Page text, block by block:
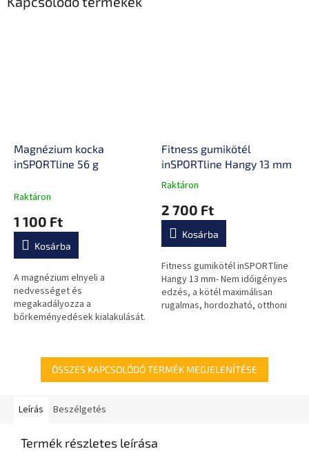
Magnézium kocka
inSPORTline 56 g
Raktáron
1 100 Ft
Kosárba
A magnézium elnyeli a
nedvességet és
megakadályozza a
bőrkeményedések kialakulását.
Fitness gumikötél
inSPORTline Hangy 13 mm
A
átlagos
értékelése
0,0
csillag.
Raktáron
2 700 Ft
Kosárba
Fitness gumikötél inSPORTline
Hangy 13 mm- Nem időigényes
edzés, a kötél maximálisan
rugalmas, hordozható, otthoni
ÖSSZES KAPCSOLÓDÓ TERMÉK MEGJELENÍTÉSE
Leírás Beszélgetés
Termék részletes leírása